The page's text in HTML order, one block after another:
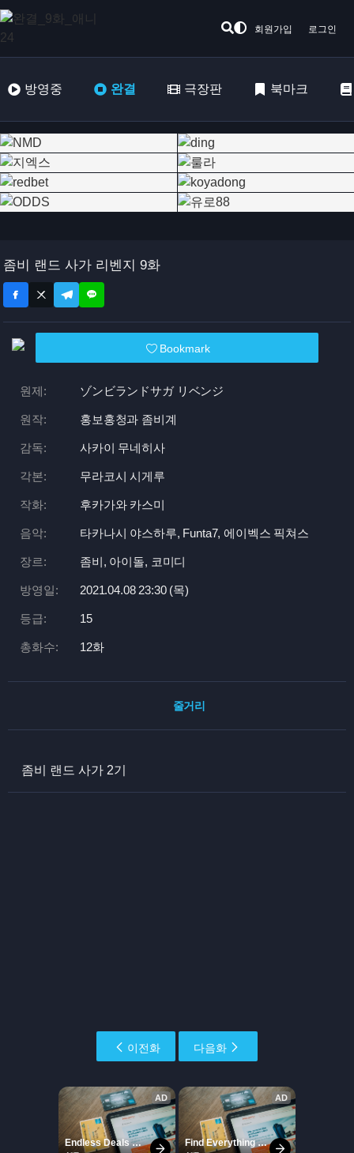
회원가입 로그인
방영중 완결 극장판 북마크
좀비 랜드 사가 리벤지 9화
Bookmark
원제: ゾンビランドサガ リベンジ
원작: 홍보홍청과 좀비계
감독: 사카이 무네히사
각본: 무라코시 시게루
작화: 후카가와 카스미
음악: 타카나시 야스하루, Funta7, 에이벡스 픽쳐스
장르: 좀비, 아이돌, 코미디
방영일: 2021.04.08 23:30 (목)
등급: 15
총화수: 12화
줄거리
좀비 랜드 사가 2기
이전화 다음화